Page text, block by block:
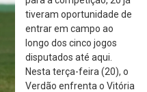
tiveram oportunidade de
entrar em campo ao
longo dos cinco jogos
disputados até aqui.
Nesta terça-feira (20), o
Verdão enfrenta o Vitória